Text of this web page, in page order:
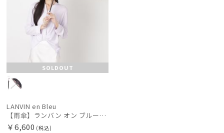
SOLDOUT
LANVIN en Bleu
【雨傘】ランバン オン ブルー（LANVIN en Bleu）デイジーリボン 耐風 ボタンジャンプ 大きめ60cm
￥6,600 (税込)